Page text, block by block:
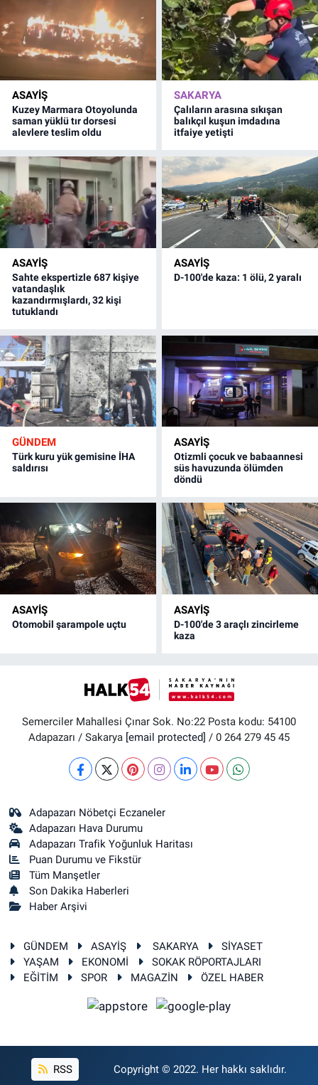
ASAYİŞ
Kuzey Marmara Otoyolunda
saman yüklü tır dorsesi
alevlere teslim oldu
SAKARYA
Çalıların arasına sıkışan
balıkçıl kuşun imdadına
itfaiye yetişti
ASAYİŞ
Sahte ekspertizle 687 kişiye
vatandaşlık
kazandırmışlardı, 32 kişi
tutuklandı
ASAYİŞ
D-100'de kaza: 1 ölü, 2 yaralı
GÜNDEM
Türk kuru yük gemisine İHA
saldırısı
ASAYİŞ
Otizmli çocuk ve babaannesi
süs havuzunda ölümden
döndü
ASAYİŞ
Otomobil şarampole uçtu
ASAYİŞ
D-100'de 3 araçlı zincirleme
kaza
Semerciler Mahallesi Çınar Sok. No:22 Posta kodu: 54100
Adapazarı / Sakarya [email protected] / 0 264 279 45 45
Adapazarı Nöbetçi Eczaneler
Adapazarı Hava Durumu
Adapazarı Trafik Yoğunluk Haritası
Puan Durumu ve Fikstür
Tüm Manşetler
Son Dakika Haberleri
Haber Arşivi
GÜNDEM ASAYİŞ SAKARYA
SİYASET
YAŞAM
EKONOMİ
SOKAK RÖPORTAJLARI
EĞİTİM
SPOR MAGAZİN ÖZEL HABER
RSS Copyright © 2022. Her hakkı saklıdır.